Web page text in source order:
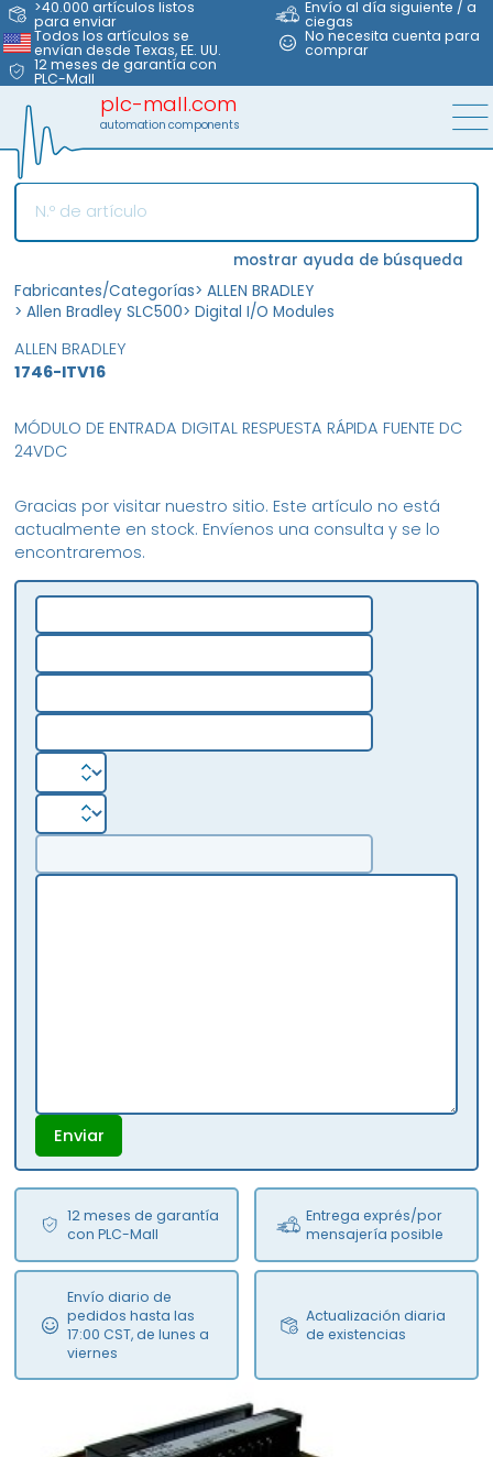
>40.000 artículos listos
para enviar
Envío al día siguiente / a
ciegas
Todos los artículos se
envían desde Texas, EE. UU.
No necesita cuenta para
comprar
12 meses de garantía con
PLC-Mall
plc-mall.com
automation components
mostrar ayuda de búsqueda
Fabricantes/Categorías> ALLEN BRADLEY
> Allen Bradley SLC500> Digital I/O Modules
ALLEN BRADLEY
1746-ITV16
Gracias por visitar nuestro sitio. Este artículo no está
actualmente en stock. Envíenos una consulta y se lo
encontraremos.
Enviar
12 meses de garantía
con PLC-Mall
Entrega exprés/por
mensajería posible
Envío diario de
pedidos hasta las
17:00 CST, de lunes a
viernes
Actualización diaria
de existencias
MÓDULO DE ENTRADA DIGITAL RESPUESTA RÁPIDA FUENTE DC
24VDC